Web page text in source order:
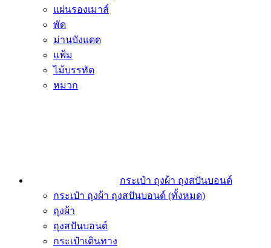
แผ่นรองเมาส์
พัด
ม่านบังแดด
แฟ้ม
ไม้บรรทัด
หมวก
กระเป๋า ถุงผ้า ถุงสปันบอนด์
กระเป๋า ถุงผ้า ถุงสปันบอนด์ (ทั้งหมด)
ถุงผ้า
ถุงสปันบอนด์
กระเป๋าเดินทาง